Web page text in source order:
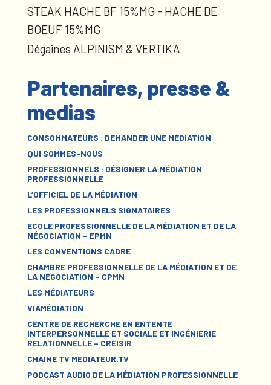
STEAK HACHE BF 15%MG - HACHE DE
BOEUF 15%MG
Dégaines ALPINISM & VERTIKA
Partenaires, presse &
medias
CONSOMMATEURS : DEMANDER UNE MÉDIATION
QUI SOMMES-NOUS
PROFESSIONNELS : DÉSIGNER LA MÉDIATION
PROFESSIONNELLE
L’OFFICIEL DE LA MÉDIATION
LES PROFESSIONNELS SIGNATAIRES
ECOLE PROFESSIONNELLE DE LA MÉDIATION ET DE LA
NÉGOCIATION – EPMN
LES CONVENTIONS CADRE
CHAMBRE PROFESSIONNELLE DE LA MÉDIATION ET DE
LA NÉGOCIATION – CPMN
LES MÉDIATEURS
VIAMÉDIATION
CENTRE DE RECHERCHE EN ENTENTE
INTERPERSONNELLE ET SOCIALE ET INGÉNIERIE
RELATIONNELLE – CREISIR
CHAINE TV MEDIATEUR.TV
PODCAST AUDIO DE LA MÉDIATION PROFESSIONNELLE